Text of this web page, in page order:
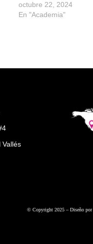
octubre 22, 2024
En "Academia"
Vallés
© Copyright 2025 – Diseño por